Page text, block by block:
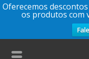
Oferecemos
os produtos com